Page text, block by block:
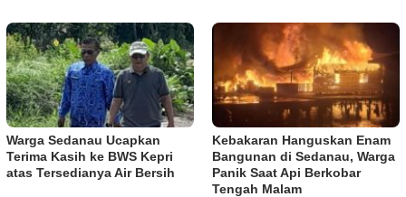
Warga Sedanau Ucapkan
Terima Kasih ke BWS Kepri
atas Tersedianya Air Bersih
Kebakaran Hanguskan Enam
Bangunan di Sedanau, Warga
Panik Saat Api Berkobar
Tengah Malam